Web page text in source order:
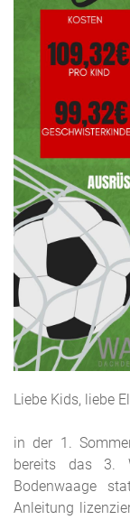
Liebe Kids, liebe
in der 1.
bereits das 3.
Bodenwaage
Anleitung